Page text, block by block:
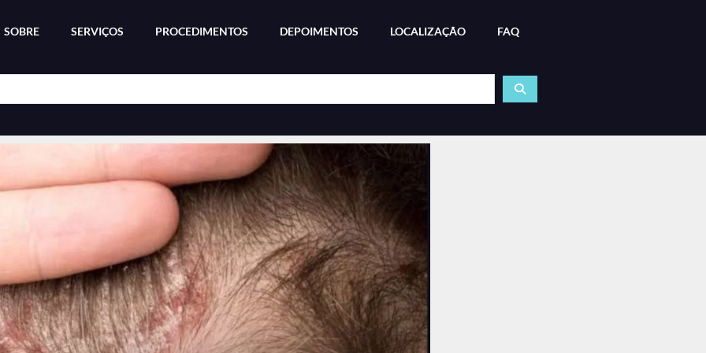
SOBRE SERVIÇOS PROCEDIMENTOS DEPOIMENTOS LOCALIZAÇÃO FAQ